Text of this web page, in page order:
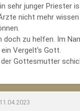
sehr junger Priester
nicht mehr
zu helfen. Im
Vergelt's Gott.
Gottesmutter